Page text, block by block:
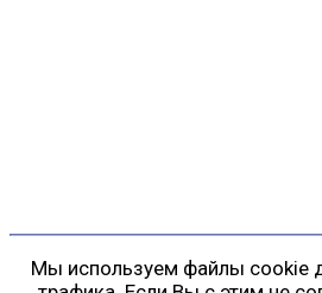
Мы используем файлы cookie